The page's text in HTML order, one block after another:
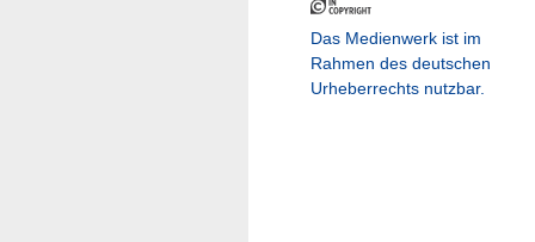
Das Medienwerk ist im
Rahmen des deutschen
Urheberrechts nutzbar.